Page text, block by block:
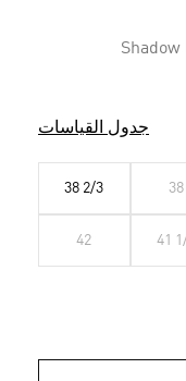
Shadow
جدول القياسات
38
38 2/3
41
42